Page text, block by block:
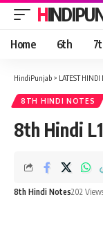
Home 6th
HindiPunjab > LATEST HINDI
8TH HINDI NOTES
8th Hindi
8th Hindi Notes202